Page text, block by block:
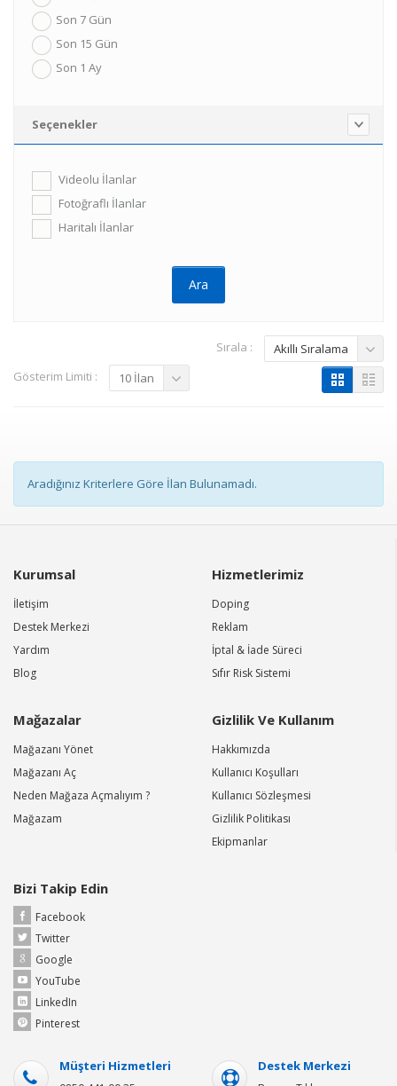
Son 7 Gün
Son 15 Gün
Son 1 Ay
Seçenekler
Videolu İlanlar
Fotoğraflı İlanlar
Haritalı İlanlar
Sırala :
Akıllı Sıralama
Gösterim Limiti :
10 İlan
Aradığınız Kriterlere Göre İlan Bulunamadı.
Kurumsal
İletişim
Destek Merkezi
Yardım
Blog
Hizmetlerimiz
Doping
Reklam
İptal & İade Süreci
Sıfır Risk Sistemi
Mağazalar
Mağazanı Yönet
Mağazanı Aç
Neden Mağaza Açmalıyım ?
Mağazam
Gizlilik Ve Kullanım
Hakkımızda
Kullanıcı Koşulları
Kullanıcı Sözleşmesi
Gizlilik Politikası
Ekipmanlar
Bizi Takip Edin
Facebook
Twitter
Google
YouTube
LinkedIn
Pinterest
Müşteri Hizmetleri Destek Merkezi